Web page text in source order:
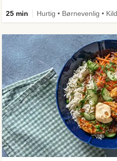
25 min